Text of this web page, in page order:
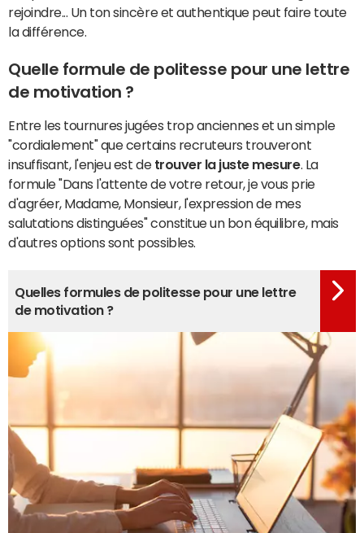
rejoindre... Un ton sincère et authentique peut faire toute
la différence.
Quelle formule de politesse pour une lettre
de motivation ?
Entre les tournures jugées trop anciennes et un simple
"cordialement" que certains recruteurs trouveront
insuffisant, l'enjeu est de trouver la juste mesure. La
formule "Dans l'attente de votre retour, je vous prie
d'agréer, Madame, Monsieur, l'expression de mes
salutations distinguées" constitue un bon équilibre, mais
d'autres options sont possibles.
Quelles formules de politesse pour une lettre
de motivation ?